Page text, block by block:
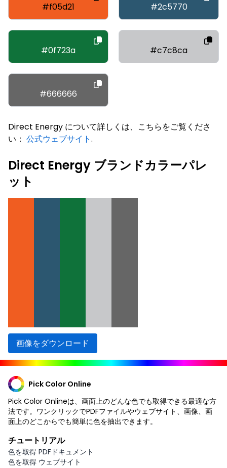
#f05d21 #2c5770
#0f723a #c7c8ca
#666666
Direct Energy について詳しくは、こちらをご覧くださ
い： 公式ウェブサイト.
Direct Energy ブランドカラーパレ
ット
画像をダウンロード
Pick Color Online
Pick Color Onlineは、画面上のどんな色でも取得できる最適な方
法です。ワンクリックでPDFファイルやウェブサイト、画像、画
面上のどこからでも簡単に色を抽出できます。
チュートリアル
色を取得 PDFドキュメント
色を取得 ウェブサイト